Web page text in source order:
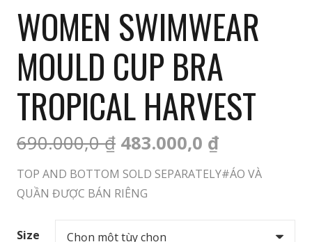
WOMEN SWIMWEAR
MOULD CUP BRA
TROPICAL HARVEST
690.000,0₫ Giá
là:
690.000,0 ₫.
483.000,0 ₫
hiện
tại
TOP AND BOTTOM SOLD SEPARATELY#ÁO VÀ
QUẦN ĐƯỢC BÁN RIÊNG
Size